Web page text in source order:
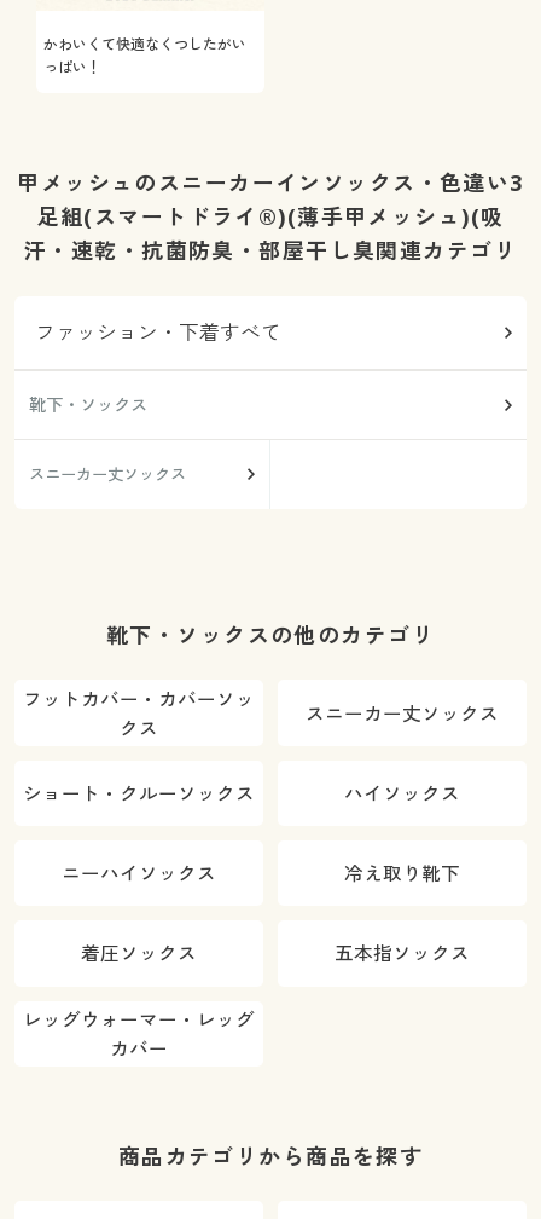
かわいくて快適なくつしたがい
っぱい！
甲メッシュのスニーカーインソックス・色違い3
足組(スマートドライ®)(薄手甲メッシュ)(吸
汗・速乾・抗菌防臭・部屋干し臭関連カテゴリ
ファッション・下着すべて
靴下・ソックス
スニーカー丈ソックス
靴下・ソックスの他のカテゴリ
フットカバー・カバーソッ
クス
スニーカー丈ソックス
ショート・クルーソックス ハイソックス
ニーハイソックス 冷え取り靴下
着圧ソックス 五本指ソックス
レッグウォーマー・レッグ
カバー
商品カテゴリから商品を探す